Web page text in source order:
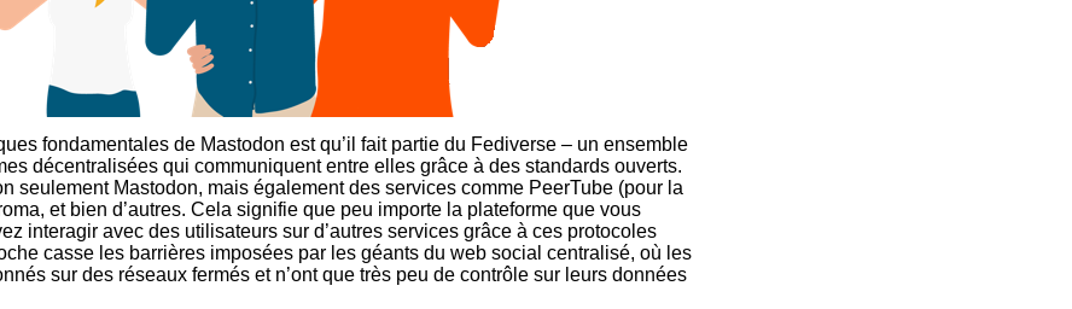
fondamentales de Mastodon est qu’il fait partie du Fediverse – un ensemble
décentralisées qui communiquent entre elles grâce à des standards ouverts.
seulement Mastodon, mais également des services comme PeerTube (pour la
et bien d’autres. Cela signifie que peu importe la plateforme que vous
interagir avec des utilisateurs sur d’autres services grâce à ces protocoles
casse les barrières imposées par les géants du web social centralisé, où les
sur des réseaux fermés et n’ont que très peu de contrôle sur leurs données